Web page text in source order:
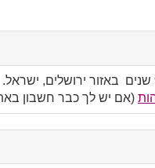
(אם יש לך כבר חשבון